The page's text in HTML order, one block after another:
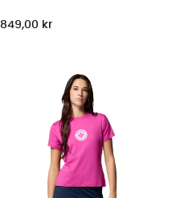
849,00 kr